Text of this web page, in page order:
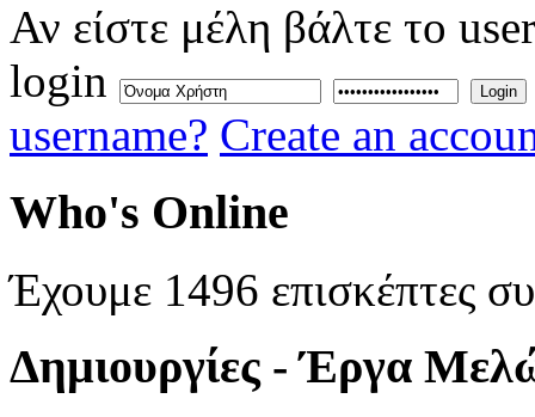
Αν είστε μέλη βάλτε το
login
Login
username? Create an
Who's Online
Έχουμε 1496 επισκέπτες
Δημιουργίες - Έργα